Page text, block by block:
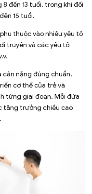
đến 13 tuổi, trong khi đối
15 tuổi.
thuộc vào nhiều yếu tố
truyền và các yếu tố
cân nặng đúng chuẩn,
cơ thể của trẻ và
từng giai đoạn. Mỗi đứa
tăng trưởng chiều cao